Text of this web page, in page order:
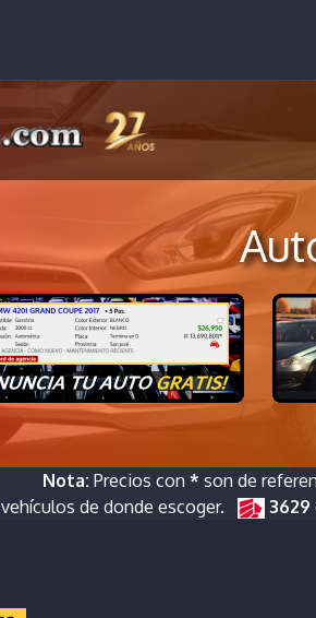
Nota: Precios con * son de
vehículos de donde escoger. 3629